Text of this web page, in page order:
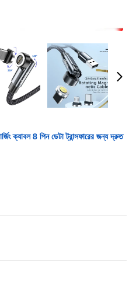
ক্যাবল 8 পিন ডেটা ট্রান্সফারের জন্য দ্রুত